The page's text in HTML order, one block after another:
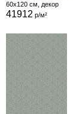
60x120 см, декор
41912 р/м²